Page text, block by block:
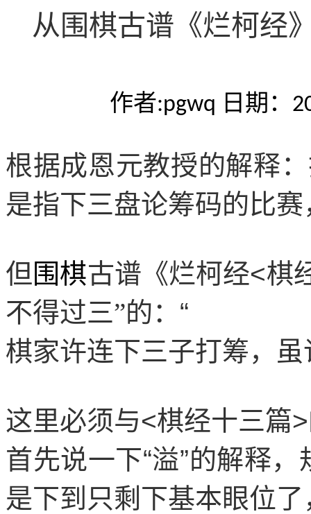
从围棋古谱《烂柯经
作者:pgwq 日期：
根据成恩元教授的解释
是指下三盘论筹码的比
但 围棋古谱《烂柯经<棋
不得过三”的： “
棋家许连下三子打筹，
这里必须与<棋经十三篇>
首先说一下“溢”的解释，
是下到只剩下基本眼位